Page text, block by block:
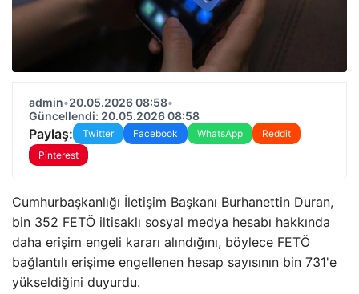
admin•20.05.2026 08:58•
Güncellendi: 20.05.2026 08:58
Paylaş: Twitter Facebook WhatsApp
Reddit
Pinterest
Cumhurbaşkanlığı İletişim Başkanı Burhanettin Duran,
bin 352 FETÖ iltisaklı sosyal medya hesabı hakkında
daha erişim engeli kararı alındığını, böylece FETÖ
bağlantılı erişime engellenen hesap sayısının bin 731'e
yükseldiğini duyurdu.